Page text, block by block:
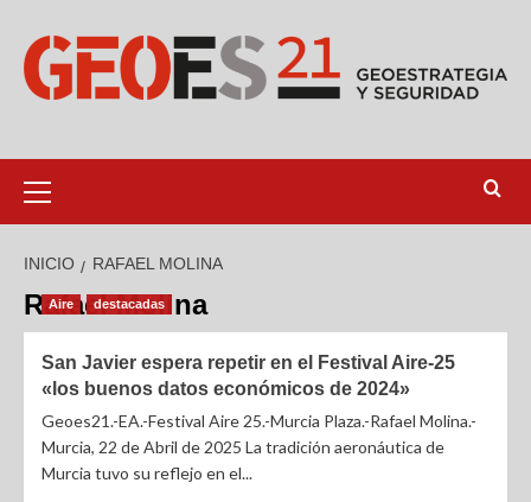
INICIO RAFAEL MOLINA
Rafael Molina
Aire destacadas
San Javier espera repetir en el Festival Aire-25
«los buenos datos económicos de 2024»
Geoes21.-EA.-Festival Aire 25.-Murcia Plaza.-Rafael Molina.-
Murcia, 22 de Abril de 2025 La tradición aeronáutica de
Murcia tuvo su reflejo en el...